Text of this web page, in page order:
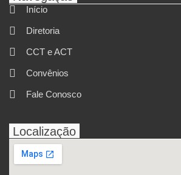
Início
Diretoria
CCT e ACT
Convênios
Fale Conosco
Localização